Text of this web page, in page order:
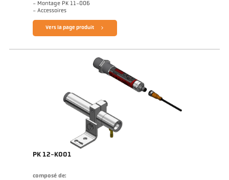
- Montage PK 11-006
- Accessoires
Vers la page produit
PK 12-K001
composé de: